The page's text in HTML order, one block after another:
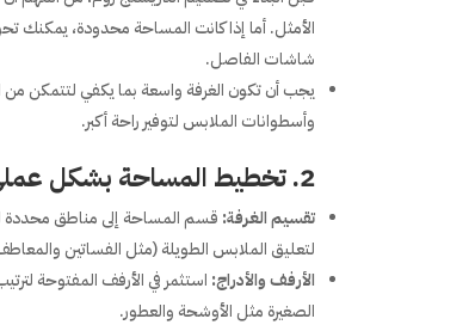
الأمثل. أما إذا كانت المساحة محدودة، يمكنك
شاشات الفاصل.
يجب أن تكون الغرفة واسعة بما يكفي لتتمكن من
وأسطوانات الملابس لتوفير راحة أكبر.
2. تخطيط المساحة بشكل
تقسيم الغرفة: قسم المساحة إلى مناطق محددة
لتعليق الملابس الطويلة (مثل الفساتين
الأرفف والأدراج: استثمر في الأرفف المفتوحة
الصغيرة مثل الأوشحة والعطور.